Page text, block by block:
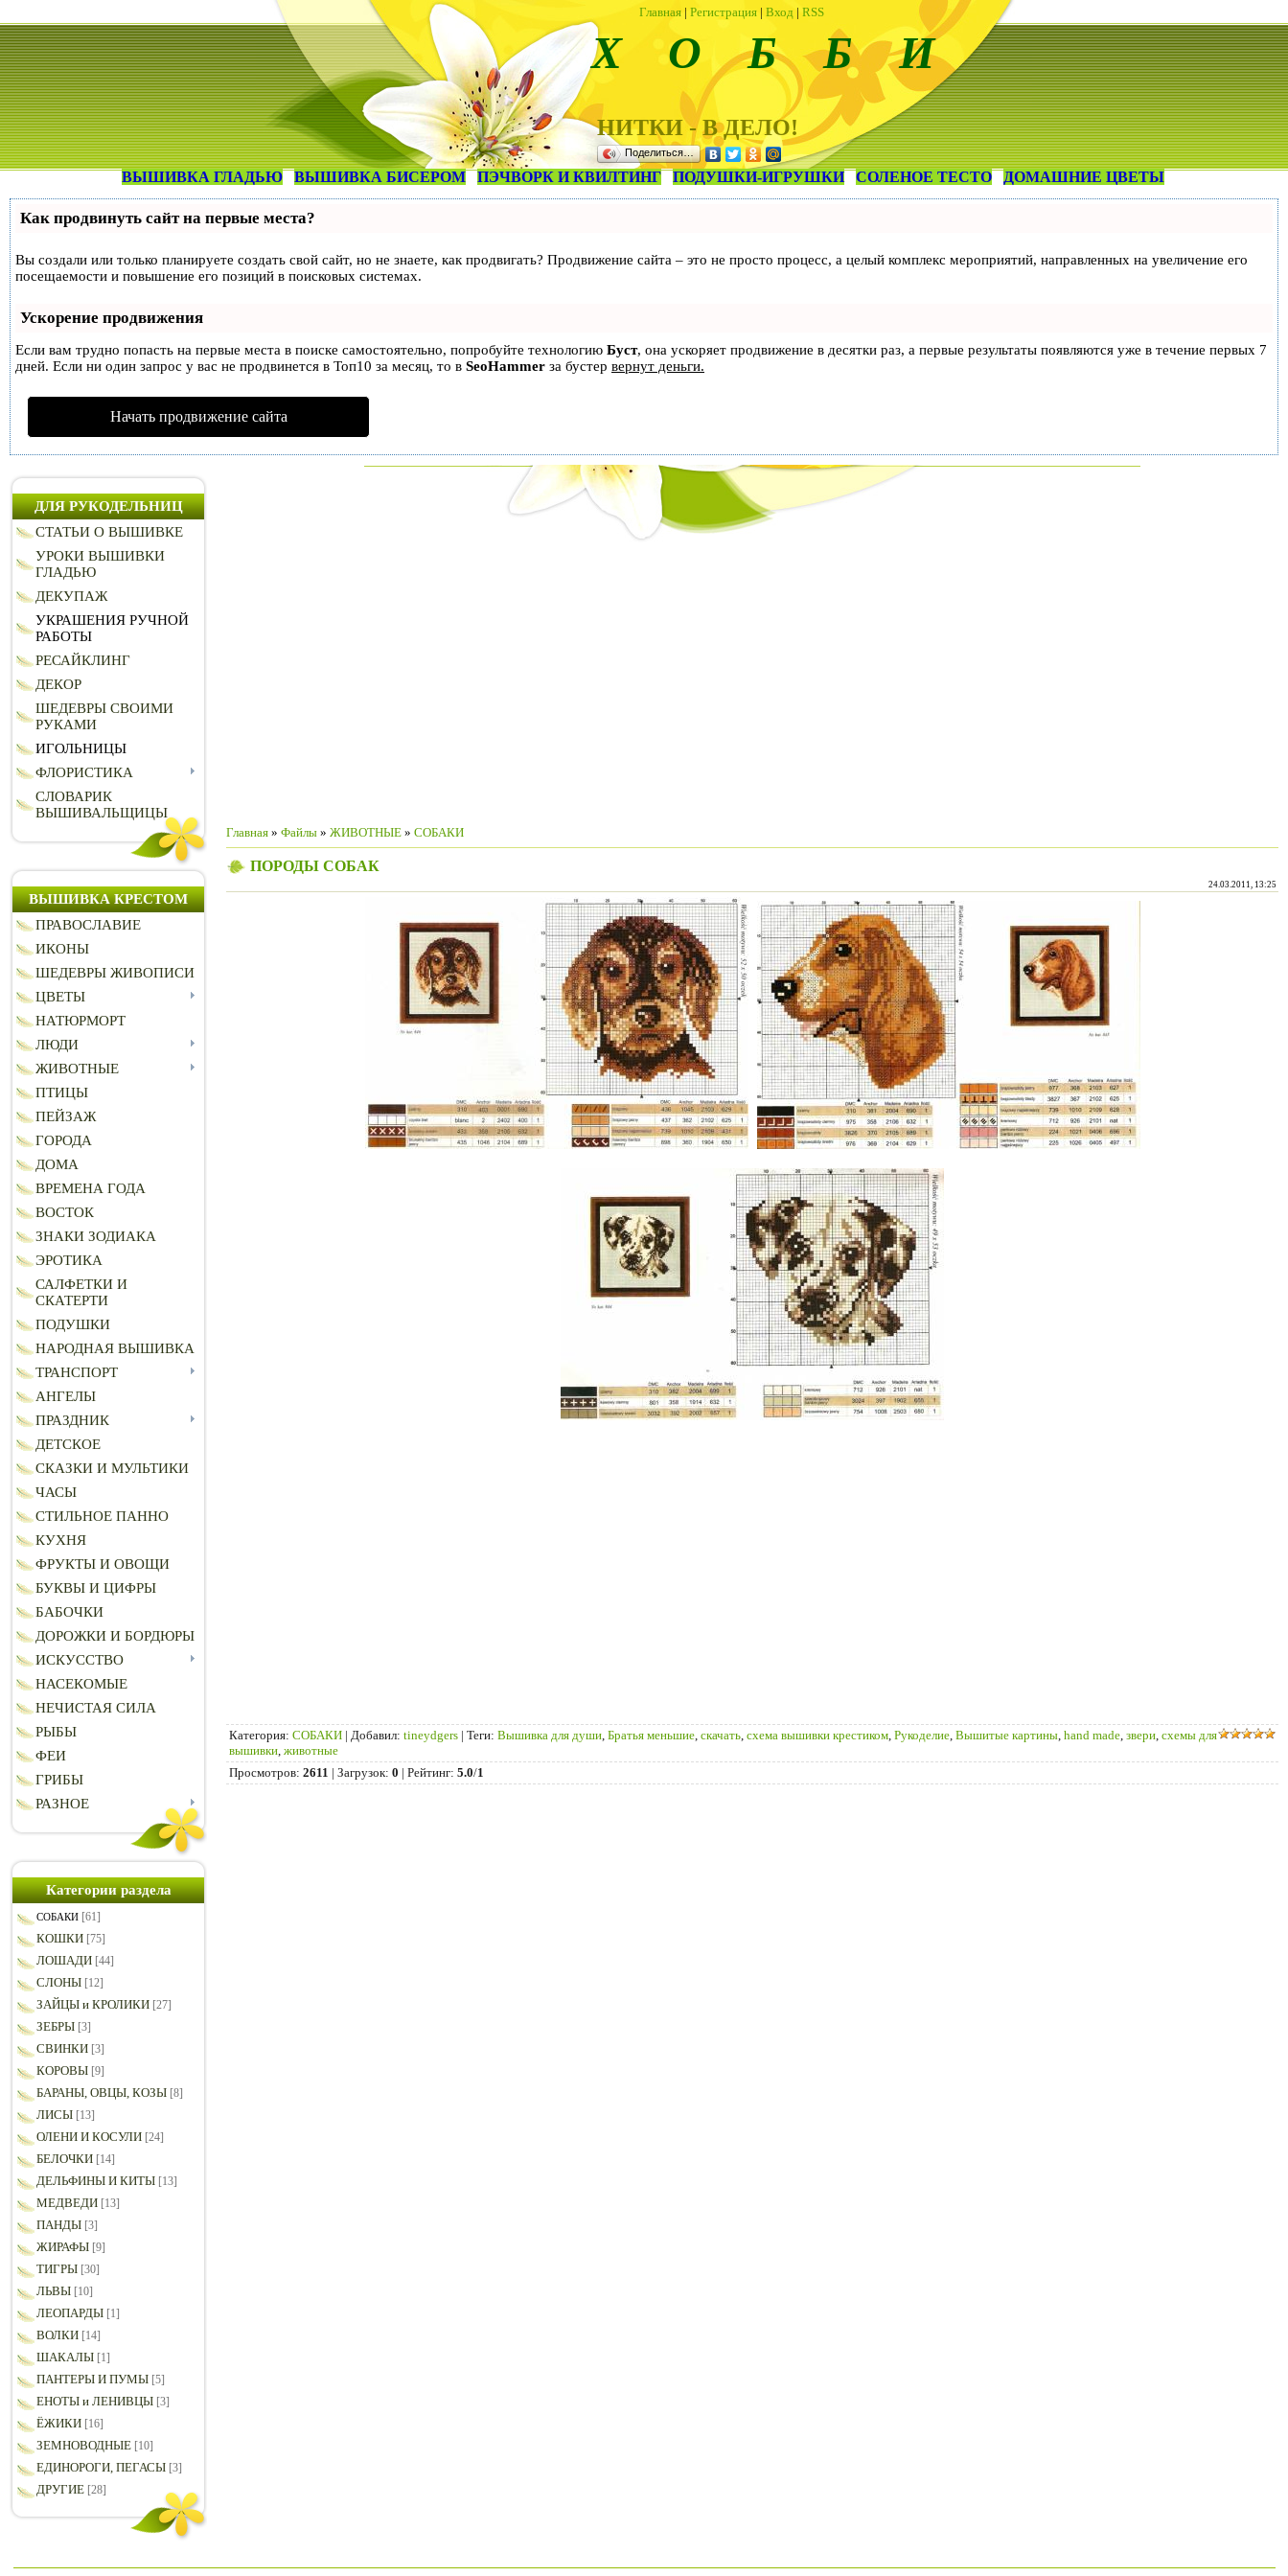
Главная | Регистрация | Вход | RSS
Х О Б Б И
НИТКИ - В ДЕЛО!
Поделиться…
ВЫШИВКА ГЛАДЬЮ ВЫШИВКА БИСЕРОМ ПЭЧВОРК И КВИЛТИНГ ПОДУШКИ-ИГРУШКИ СОЛЕНОЕ ТЕСТО ДОМАШНИЕ ЦВЕТЫ
Как продвинуть сайт на первые места?
Вы создали или только планируете создать свой сайт, но не знаете, как продвигать? Продвижение сайта – это не просто процесс, а целый комплекс мероприятий, направленных на увеличение его
посещаемости и повышение его позиций в поисковых системах.
Ускорение продвижения
Если вам трудно попасть на первые места в поиске самостоятельно, попробуйте технологию Буст, она ускоряет продвижение в десятки раз, а первые результаты появляются уже в течение первых 7
дней. Если ни один запрос у вас не продвинется в Топ10 за месяц, то в SeoHammer за бустер вернут деньги.
Начать продвижение сайта
ДЛЯ РУКОДЕЛЬНИЦ
СТАТЬИ О ВЫШИВКЕ
УРОКИ ВЫШИВКИ
ГЛАДЬЮ
ДЕКУПАЖ
УКРАШЕНИЯ РУЧНОЙ
РАБОТЫ
РЕСАЙКЛИНГ
ДЕКОР
ШЕДЕВРЫ СВОИМИ
РУКАМИ
ИГОЛЬНИЦЫ
ФЛОРИСТИКА
СЛОВАРИК
ВЫШИВАЛЬЩИЦЫ
ВЫШИВКА КРЕСТОМ
ПРАВОСЛАВИЕ
ИКОНЫ
ШЕДЕВРЫ ЖИВОПИСИ
ЦВЕТЫ
НАТЮРМОРТ
ЛЮДИ
ЖИВОТНЫЕ
ПТИЦЫ
ПЕЙЗАЖ
ГОРОДА
ДОМА
ВРЕМЕНА ГОДА
ВОСТОК
ЗНАКИ ЗОДИАКА
ЭРОТИКА
САЛФЕТКИ И
СКАТЕРТИ
ПОДУШКИ
НАРОДНАЯ ВЫШИВКА
ТРАНСПОРТ
АНГЕЛЫ
ПРАЗДНИК
ДЕТСКОЕ
СКАЗКИ И МУЛЬТИКИ
ЧАСЫ
СТИЛЬНОЕ ПАННО
КУХНЯ
ФРУКТЫ И ОВОЩИ
БУКВЫ И ЦИФРЫ
БАБОЧКИ
ДОРОЖКИ И БОРДЮРЫ
ИСКУССТВО
НАСЕКОМЫЕ
НЕЧИСТАЯ СИЛА
РЫБЫ
ФЕИ
ГРИБЫ
РАЗНОЕ
Категории раздела
СОБАКИ [61]
КОШКИ [75]
ЛОШАДИ [44]
СЛОНЫ [12]
ЗАЙЦЫ и КРОЛИКИ [27]
ЗЕБРЫ [3]
СВИНКИ [3]
КОРОВЫ [9]
БАРАНЫ, ОВЦЫ, КОЗЫ [8]
ЛИСЫ [13]
ОЛЕНИ И КОСУЛИ [24]
БЕЛОЧКИ [14]
ДЕЛЬФИНЫ И КИТЫ [13]
МЕДВЕДИ [13]
ПАНДЫ [3]
ЖИРАФЫ [9]
ТИГРЫ [30]
ЛЬВЫ [10]
ЛЕОПАРДЫ [1]
ВОЛКИ [14]
ШАКАЛЫ [1]
ПАНТЕРЫ И ПУМЫ [5]
ЕНОТЫ и ЛЕНИВЦЫ [3]
ЁЖИКИ [16]
ЗЕМНОВОДНЫЕ [10]
ЕДИНОРОГИ, ПЕГАСЫ [3]
ДРУГИЕ [28]
Главная » Файлы » ЖИВОТНЫЕ » СОБАКИ
ПОРОДЫ СОБАК
24.03.2011, 13:25
Категория: СОБАКИ | Добавил: tineydgers | Теги: Вышивка для души Братья меньшие скачать схема вышивки крестиком Рукоделие Вышитые картины hand made звери схемы для
вышивки животные
Просмотров: 2611 | Загрузок: 0 | Рейтинг: 5.0/1